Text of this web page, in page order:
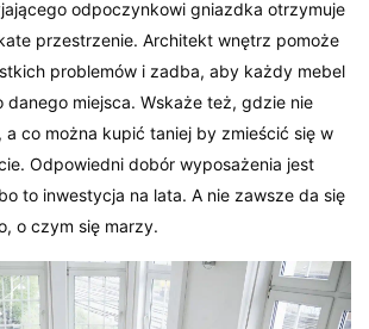
odpoczynkowi gniazdka otrzymuje
przestrzenie. Architekt wnętrz pomoże
problemów i zadba, aby każdy mebel
danego miejsca. Wskaże też, gdzie nie
co można kupić taniej by zmieścić się w
Odpowiedni dobór wyposażenia jest
to inwestycja na lata. A nie zawsze da się
o czym się marzy.